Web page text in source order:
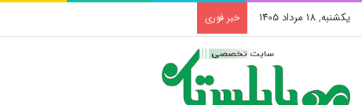
یکشنبه, 18 مرداد 1405 خبر فوری